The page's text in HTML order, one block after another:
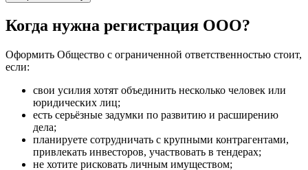
Когда нужна регистрация ООО?
Оформить Общество с ограниченной ответственностью стоит,
если:
свои усилия хотят объединить несколько человек или
юридических лиц;
есть серьёзные задумки по развитию и расширению
дела;
планируете сотрудничать с крупными контрагентами,
привлекать инвесторов, участвовать в тендерах;
не хотите рисковать личным имуществом;